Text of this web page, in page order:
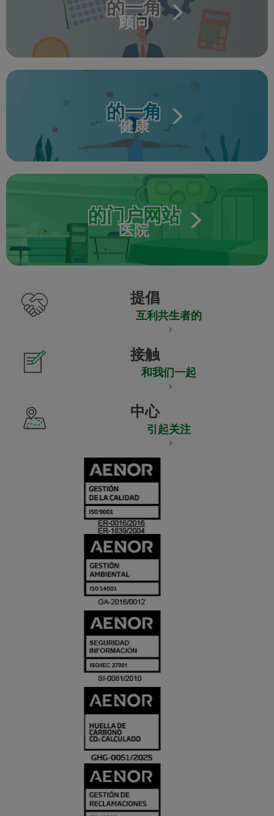
的一角
顾问
的一角
健康
的门户网站
医院
提倡
互利共生者的
接触
和我们一起
中心
引起关注
Y